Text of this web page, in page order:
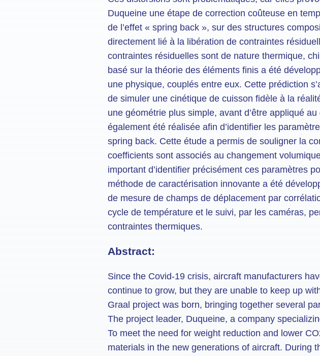
Duqueine une étape de correction coûteuse en
de l’effet « spring back », sur des structures
directement lié à la libération de contraintes
contraintes résiduelles sont de nature thermique,
basé sur la théorie des éléments finis a été
une physique, couplés entre eux. Cette prédiction
de simuler une cinétique de cuisson fidèle à la
une géométrie plus simple, avant d’être appliqué
également été réalisée afin d’identifier les
spring back. Cette étude a permis de souligner la
coefficients sont associés au changement
important d’identifier précisément ces paramètres
méthode de caractérisation innovante a été
de mesure de champs de déplacement par
cycle de température et le suivi, par les caméras,
contraintes thermiques.
Abstract:
Since the Covid-19 crisis, aircraft manufacturers
continue to grow, but they are unable to keep up
Graal project was born, bringing together several
The project leader, Duqueine, a company
To meet the need for weight reduction and lower
materials in the new generations of aircraft. During